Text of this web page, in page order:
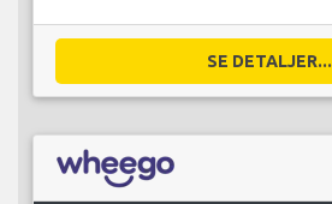
SE DETALJER...